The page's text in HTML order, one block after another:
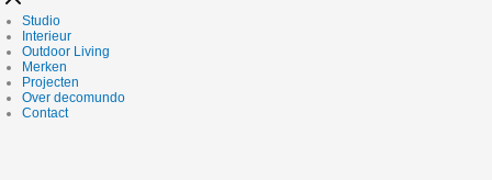
Studio
Interieur
Outdoor Living
Merken
Projecten
Over decomundo
Contact